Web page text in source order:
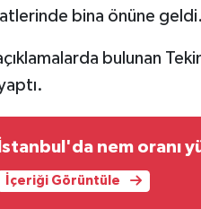
bina önüne geldi.
bulunan
İstanbul'da nem oranı
İçeriği Görüntüle